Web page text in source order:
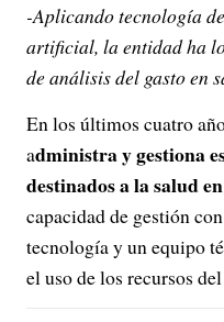
-Aplicando tecnología
artificial, la entidad ha
de análisis del gasto en
En los últimos cuatro
administra y gestiona
destinados a la salud
capacidad de gestión
tecnología y un equipo
el uso de los recursos